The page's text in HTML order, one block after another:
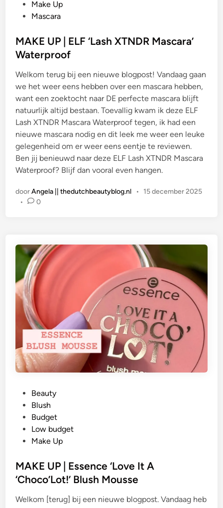
t
s
i
n
Make Up
Mascara
MAKE UP | ELF ‘Lash XTNDR Mascara’
Waterproof
Welkom terug bij een nieuwe blogpost! Vandaag gaan
we het weer eens hebben over een mascara hebben,
want een zoektocht naar DE perfecte mascara blijft
natuurlijk altijd bestaan. Toevallig kwam ik deze ELF
Lash XTNDR Mascara Waterproof tegen, ik had een
nieuwe mascara nodig en dit leek me weer een leuke
gelegenheid om er weer eens eentje te reviewen.
Ben jij benieuwd naar deze ELF Lash XTNDR Mascara
Waterproof? Blijf dan vooral even hangen.
doorAngela || thedutchbeautyblog.nl •
15 december 2025
•
0
t
s
i
Beauty
Blush
Budget
Low budget
Make Up
MAKE UP | Essence ‘Love It A
‘Choco’Lot!’ Blush Mousse
Welkom [terug] bij een nieuwe blogpost. Vandaag heb